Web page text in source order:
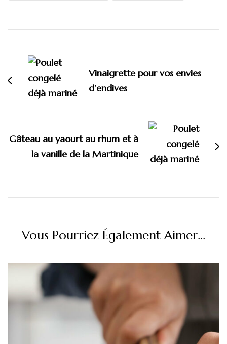
d'article
Vinaigrette pour vos envies
d’endives
Gâteau au yaourt au rhum et à
la vanille de la Martinique
Vous Pourriez Également Aimer...